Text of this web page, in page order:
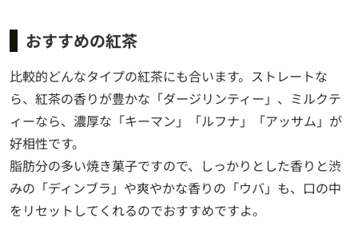
おすすめの紅茶
比較的どんなタイプの紅茶にも合います。ストレートな
ら、紅茶の香りが豊かな「ダージリンティー」、ミルクテ
ィーなら、濃厚な「キーマン」「ルフナ」「アッサム」が
好相性です。
脂肪分の多い焼き菓子ですので、しっかりとした香りと渋
みの「ディンブラ」や爽やかな香りの「ウバ」も、口の中
をリセットしてくれるのでおすすめですよ。